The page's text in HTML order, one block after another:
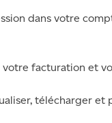
dans votre
votre facturation et
télécharger et